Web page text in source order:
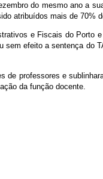
do mesmo ano a
atribuídos mais de
e Fiscais do Porto
efeito a sentença do
professores e
da função docente.